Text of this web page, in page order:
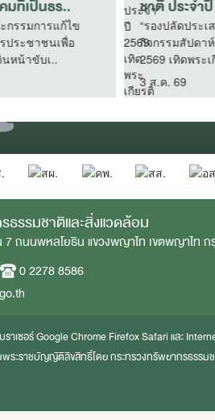
พระ..
ระพุทธมนต์ บำเพ็ญ
วามอาลัยแด่สมเด็จ
พันปี..
เป็นพระรา
ทส. จัดพิธีบ
(ครบ 50 วัน
ราชกุศลแด่ส
1 ส.ค. 69
ธรรมชาติและสิ่งแวดล้อม
ถนนพหลโยธิน แขวงพญาไท เขตพญาไท ก
0 2278 8586
าเซอร์Google Chrome FirefoxSafari และ
ะราชบัญญัติลิขสิทธิ์โดย กระทรวงทรัพยากรธรรมช